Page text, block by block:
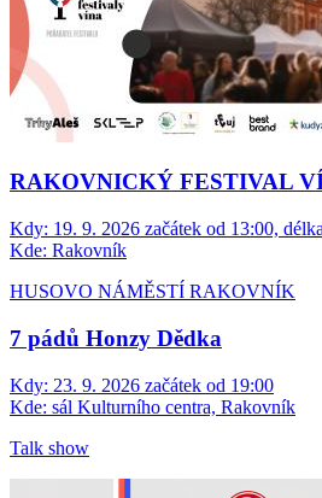
RAKOVNICKÝ FESTIVAL
Kdy: 19. 9. 2026 začátek od 13:00,
Kde: Rakovník
HUSOVO NÁMĚSTÍ RAKOVNÍK
7 pádů Honzy Dědka
Kdy: 23. 9. 2026 začátek od 19:00
Kde: sál Kulturního centra, Rakovník
Talk show